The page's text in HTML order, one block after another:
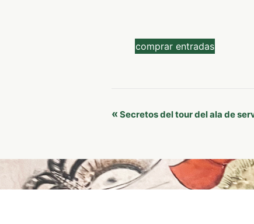
comprar entradas
Navegación
Evento
« Secretos del tour del ala de